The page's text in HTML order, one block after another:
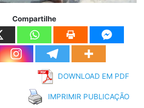
Compartilhe
DOWNLOAD EM PDF
IMPRIMIR PUBLICAÇÃO